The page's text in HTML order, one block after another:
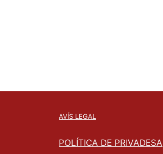
AVÍS LEGAL
POLÍTICA DE PRIVADESA